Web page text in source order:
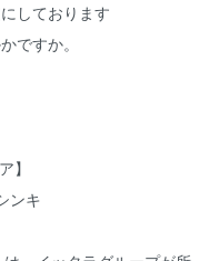
しております
ですか。
】
ンキ